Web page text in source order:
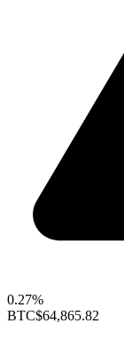
0.27%
BTC$64,865.82